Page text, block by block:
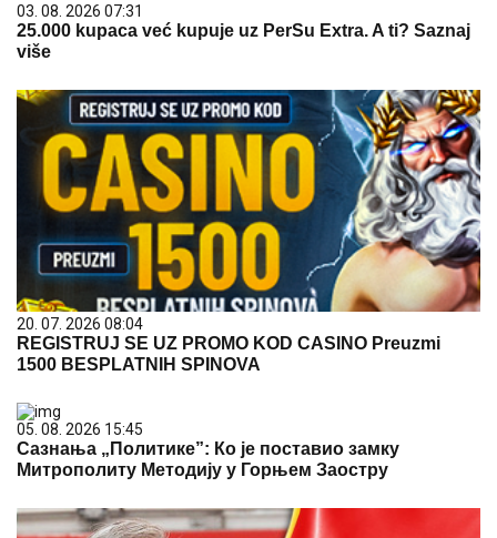
03. 08. 2026 07:31
25.000 kupaca već kupuje uz PerSu Extra. A ti? Saznaj
više
20. 07. 2026 08:04
REGISTRUJ SE UZ PROMO KOD CASINO Preuzmi
1500 BESPLATNIH SPINOVA
05. 08. 2026 15:45
Сазнања „Политике”: Ко је поставио замку
Митрополиту Методију у Горњем Заостру